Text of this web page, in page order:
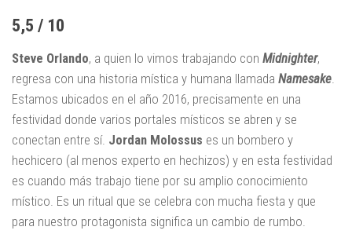
5,5 / 10
Steve Orlando, a quien lo vimos trabajando con Midnighter,
regresa con una historia mística y humana llamada Namesake.
Estamos ubicados en el año 2016, precisamente en una
festividad donde varios portales místicos se abren y se
conectan entre sí. Jordan Molossus es un bombero y
hechicero (al menos experto en hechizos) y en esta festividad
es cuando más trabajo tiene por su amplio conocimiento
místico. Es un ritual que se celebra con mucha fiesta y que
para nuestro protagonista significa un cambio de rumbo.